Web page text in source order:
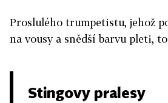
Proslulého trumpetistu, jehož
na vousy a snědší barvu pleti,
Stingovy pralesy